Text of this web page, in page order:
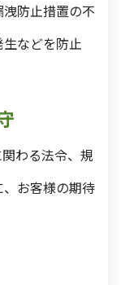
防止措置の不
などを防止
わる法令、規
お客様の期待